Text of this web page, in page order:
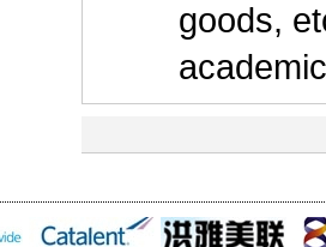
goods,